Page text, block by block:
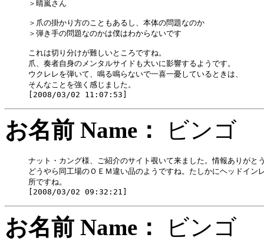
＞晴嵐さん
＞爪の掛かり方のこともあるし、本体の問題なのか
＞弾き手の問題なのかは僕はわからないです
これは切り分けが難しいところですね。
爪、奏者自身のメンタルサイドも大いに影響するようです。
ウクレレを弾いて、鳴る鳴らないで一喜一憂しているときは、
そんなことを強く感じました。
お名前 Name： ビン
ナット・カング様、ご紹介のサイト覗いて来ました。情報ありがと
どうやら同工場のＯＥＭ違い品のようですね。たしかにヘッドイン
所ですね。
お名前 Name： ビン